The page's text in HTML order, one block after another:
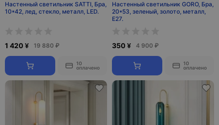
Настенный светильник SATTI, Бра,
10*42, лед, стекло, металл, LED.
1 420 ¥ 19 880 ₽
10
оплачено
Настенный светильник GORO, Бра,
20*53, зеленый, золото, металл,
Е27.
350 ¥ 4 900 ₽
10
оплачено